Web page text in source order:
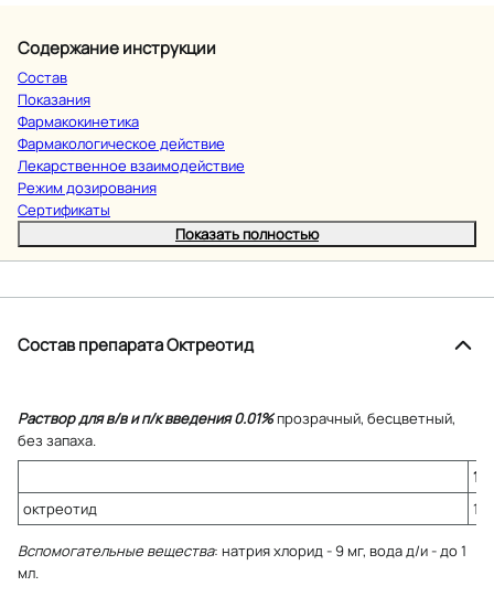
Содержание инструкции
Состав
Показания
Фармакокинетика
Фармакологическое действие
Лекарственное взаимодействие
Режим дозирования
Сертификаты
Показать полностью
Состав препарата Октреотид
Раствор для в/в и п/к введения 0.01%прозрачный, бесцветный,
без запаха.
1
октреотид
Вспомогательные вещества: натрия хлорид - 9 мг, вода д/и - до 1
мл.